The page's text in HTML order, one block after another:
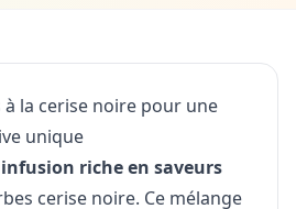
la cerise noire pour une
unique
infusion riche en saveurs
cerise noire. Ce mélange